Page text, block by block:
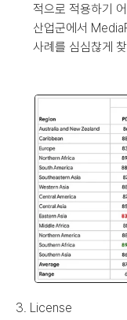
적으로 적용하기
산업군에서
사례를 심심찮게
3. License